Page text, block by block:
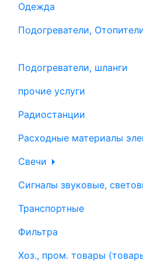
Одежда
Подогреватели,
Подогреватели, шланги
прочие услуги
Радиостанции
Расходные материалы
Свечи
Сигналы звуковые,
Транспортные
Фильтра
Хоз., пром. товары